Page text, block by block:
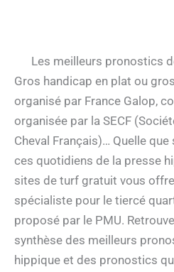
Les meilleurs pronostics
Gros handicap en plat ou
organisé par France Galop,
organisée par la SECF
Cheval Français)… Quelle
ces quotidiens de la presse
sites de turf gratuit vous
spécialiste pour le tiercé
proposé par le PMU.
synthèse des meilleurs
hippique et des pronostics